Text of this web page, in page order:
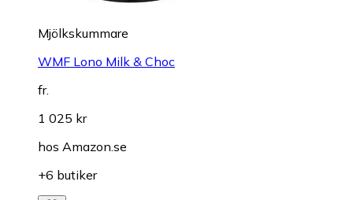
Mjölkskummare
WMF Lono Milk & Choc
fr.
1 025 kr
hos Amazon.se
+6 butiker